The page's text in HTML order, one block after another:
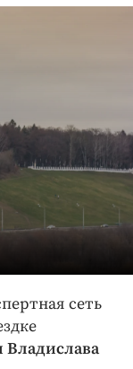
сеть
Владислава